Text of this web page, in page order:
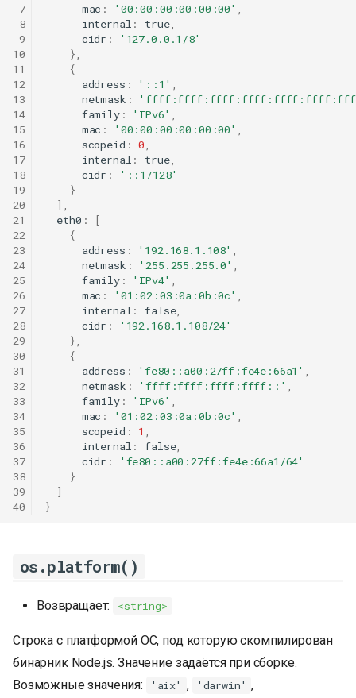
7
8
9
10
11
12
13
14
15
16
17
18
19
20
21
22
23
24
25
26
27
28
29
30
31
32
33
34
35
36
37
38
39
40
mac : '00:00:00:00:00:00' ,
internal : true,
cidr :
'127.0.0.1/8'
},
{
address : '::1' ,
netmask :
family: 'IPv6' ,
mac : '00:00:00:00:00:00' ,
scopeid : 0,
internal : true,
cidr :
'::1/128'
}
],
eth0 :
[
{
address : '192.168.1.108' ,
netmask : '255.255.255.0' ,
family: 'IPv4' ,
mac : '01:02:03:0a:0b:0c' ,
internal : false,
cidr :
'192.168.1.108/24'
},
{
address : 'fe80::a00:27ff:fe4e:66a1' ,
netmask : 'ffff:ffff:ffff:ffff::' ,
family: 'IPv6' ,
mac : '01:02:03:0a:0b:0c' ,
scopeid : 1 ,
internal : false,
cidr :
'fe80::a00:27ff:fe4e:66a1/64'
}
]
}
os.platform()
Возвращает: <string>
Строка с платформой ОС, под которую скомпилирован
бинарник Node.js. Значение задаётся при сборке.
Возможные значения:
'aix' , 'darwin' ,